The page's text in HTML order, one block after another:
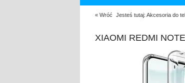
« Wróć Jesteś tutaj: Akcesoria do
XIAOMI REDMI